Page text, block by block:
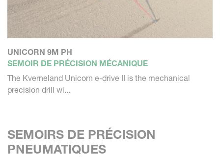
UNICORN 9M PH
SEMOIR DE PRÉCISION MÉCANIQUE
The Kverneland Unicorn e-drive II is the mechanical
precision drill wi...
SEMOIRS DE PRÉCISION
PNEUMATIQUES